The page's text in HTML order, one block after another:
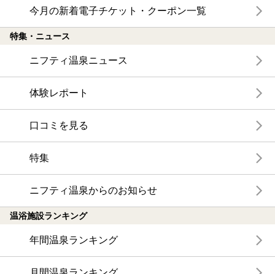
今月の新着電子チケット・クーポン一覧
特集・ニュース
ニフティ温泉ニュース
体験レポート
口コミを見る
特集
ニフティ温泉からのお知らせ
温浴施設ランキング
年間温泉ランキング